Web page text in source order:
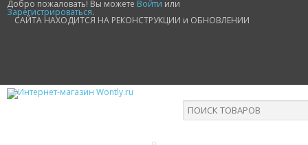
Добро пожаловать! Вы можете Войти или
Зарегистрироваться.
САЙТА НАХОДИТСЯ НА РЕКОНСТРУКЦИИ и ОБНОВЛЕНИИ